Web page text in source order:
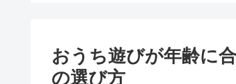
おうち遊びが年齢に
の選び方